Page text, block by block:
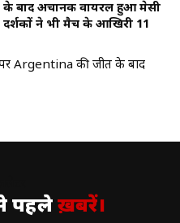
के बाद अचानक वायरल हुआ मेसी
दर्शकों ने भी मैच के आखिरी 11
Argentina की जीत के बाद
पहलेख़बरें।